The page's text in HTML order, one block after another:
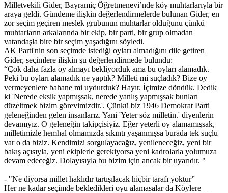
Milletvekili Gider, Bayramiç Öğretmenevi’nde köy muhtarlarıyla bir
araya geldi. Gündeme ilişkin değerlendirmelerde bulunan Gider, en
zor seçim geçiren meslek grubunun muhtarlar olduğunu çünkü
muhtarların arkalarında bir ekip, bir parti, bir grup olmadan
vatandaşla bire bir seçim yaşadığını söyledi.
AK Parti'nin son seçimde istediği oyları almadığını dile getiren
Gider, seçimlere ilişkin şu değerlendirmede bulundu:
“Çok daha fazla oy almayı bekliyorduk ama bu oyları alamadık.
Peki bu oyları alamadık ne yaptık? Milleti mi suçladık? Bize oy
vermeyenlere bahane mi uydurduk? Hayır. İçimize döndük. Dedik
ki 'Nerede eksik yapmışsak, nerede yanlış yapmışsak bunları
düzeltmek bizim görevimizdir.'. Çünkü biz 1946 Demokrat Parti
geleneğinden gelen insanlarız. Yani 'Yeter söz milletin.' diyenlerin
devamıyız. O geleneğin takipçisiyiz. Eğer yeterli oy alamamışsak,
milletimizle hemhal olmamızda sıkıntı yaşanmışsa burada tek suçlu
var o da biziz. Kendimizi sorgulayacağız, yenileneceğiz, yeni bir
bakış açısıyla, yeni ekiplerle gerekiyorsa yeni kadrolarla yolumuza
devam edeceğiz. Dolayısıyla bu bizim için ancak bir uyarıdır. "
- "Ne diyorsa millet haklıdır tartışılacak hiçbir tarafı yoktur”
Her ne kadar seçimde bekledikleri oyu alamasalar da Köylere